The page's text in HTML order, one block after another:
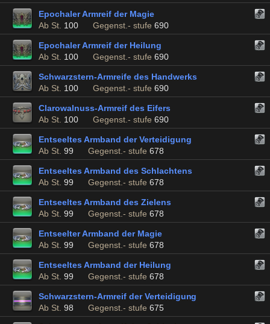
Epochaler Armreif der Magie
Ab St. 100 Gegenst.- stufe 690
Epochaler Armreif der Heilung
Ab St. 100 Gegenst.- stufe 690
Schwarzstern-Armreife des Handwerks
Ab St. 100 Gegenst.- stufe 690
Clarowalnuss-Armreif des Eifers
Ab St. 100 Gegenst.- stufe 690
Entseeltes Armband der Verteidigung
Ab St. 99 Gegenst.- stufe 678
Entseeltes Armband des Schlachtens
Ab St. 99 Gegenst.- stufe 678
Entseeltes Armband des Zielens
Ab St. 99 Gegenst.- stufe 678
Entseelter Armband der Magie
Ab St. 99 Gegenst.- stufe 678
Entseeltes Armband der Heilung
Ab St. 99 Gegenst.- stufe 678
Schwarzstern-Armreif der Verteidigung
Ab St. 98 Gegenst.- stufe 675